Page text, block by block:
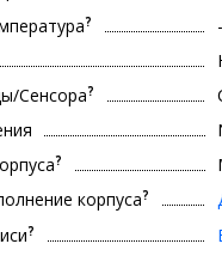
?
Сенсора?
?
корпуса?
?